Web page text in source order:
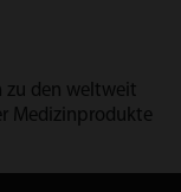
zu den weltweit
Medizinprodukte